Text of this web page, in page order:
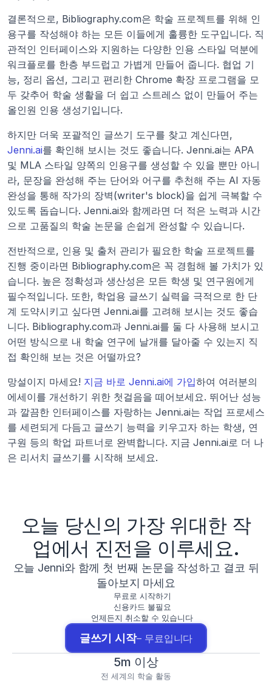
결론적으로, Bibliography.com은 학술 프로젝트를 위해 인
용구를 작성해야 하는 모든 이들에게 훌륭한 도구입니다. 직
관적인 인터페이스와 지원하는 다양한 인용 스타일 덕분에
워크플로를 한층 부드럽고 가볍게 만들어 줍니다. 협업 기
능, 정리 옵션, 그리고 편리한 Chrome 확장 프로그램을 모
두 갖추어 학술 생활을 더 쉽고 스트레스 없이 만들어 주는
올인원 인용 생성기입니다.
Jenni.ai를 확인해 보시는 것도 좋습니다. Jenni.ai는 APA
및 MLA 스타일 양쪽의 인용구를 생성할 수 있을 뿐만 아니
라, 문장을 완성해 주는 단어와 어구를 추천해 주는 AI 자동
완성을 통해 작가의 장벽(writer's block)을 쉽게 극복할 수
있도록 돕습니다. Jenni.ai와 함께라면 더 적은 노력과 시간
으로 고품질의 학술 논문을 손쉽게 완성할 수 있습니다.
전반적으로, 인용 및 출처 관리가 필요한 학술 프로젝트를
진행 중이라면 Bibliography.com은 꼭 경험해 볼 가치가 있
습니다. 높은 정확성과 생산성은 모든 학생 및 연구원에게
필수적입니다. 또한, 학업용 글쓰기 실력을 극적으로 한 단
계 도약시키고 싶다면 Jenni.ai를 고려해 보시는 것도 좋습
니다. Bibliography.com과 Jenni.ai를 둘 다 사용해 보시고
어떤 방식으로 내 학술 연구에 날개를 달아줄 수 있는지 직
접 확인해 보는 것은 어떨까요?
망설이지 마세요! 지금 바로 Jenni.ai에 가입하여 여러분의
에세이를 개선하기 위한 첫걸음을 떼어보세요. 뛰어난 성능
과 깔끔한 인터페이스를 자랑하는 Jenni.ai는 작업 프로세스
를 세련되게 다듬고 글쓰기 능력을 키우고자 하는 학생, 연
구원 등의 학업 파트너로 완벽합니다. 지금 Jenni.ai로 더 나
은 리서치 글쓰기를 시작해 보세요.
오늘 당신의 가장 위대한 작
업에서 진전을 이루세요.
오늘 Jenni와 함께 첫 번째 논문을 작성하고 결코 뒤
돌아보지 마세요
무료로 시작하기
신용카드 불필요
언제든지 취소할 수 있습니다
글쓰기 시작– 무료입니다
5m 이상
전 세계의 학술 활동